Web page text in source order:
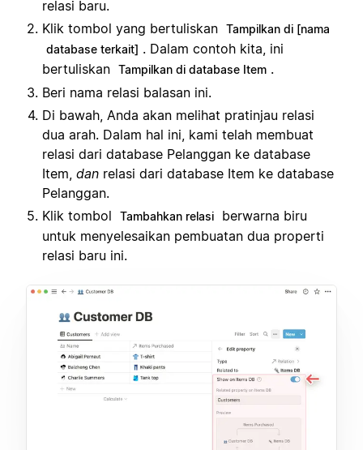
relasi baru.
Klik tombol yang bertuliskan Tampilkan di [nama
database terkait] . Dalam contoh kita, ini
bertuliskan Tampilkan di database Item .
Beri nama relasi balasan ini.
Di bawah, Anda akan melihat pratinjau relasi
dua arah. Dalam hal ini, kami telah membuat
relasi dari database Pelanggan ke database
Item, dan relasi dari database Item ke database
Pelanggan.
Klik tombol
Tambahkan relasi
berwarna biru
untuk menyelesaikan pembuatan dua properti
relasi baru ini.